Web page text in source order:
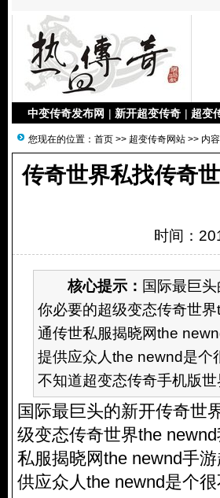
中变传奇发布网 | 新开超变传奇 | 超变
您现在的位置： 首页 >> 超变传奇网站 >> 内容
传奇世界私找传奇
时间：
核心提示： 国际最巨
你必要的超级变态传奇世
通传世私服揭晓网the
提供应众人the newnd是个
不知道超变态传奇手机版
国际最巨头的新开传奇世
级变态传奇世界the
私服揭晓网the newnd手
供应众人the newnd是个